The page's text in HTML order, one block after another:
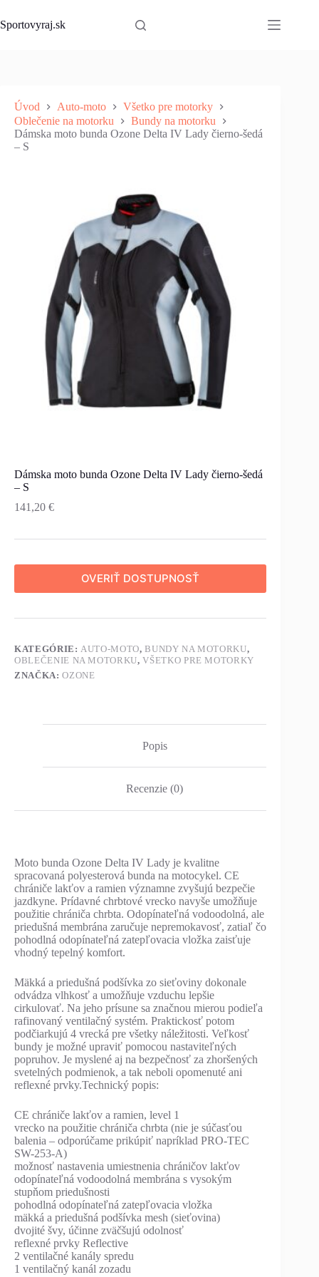
to
content
Sportovyraj.sk
Úvod Auto-moto
Všetko pre motorky
Oblečenie na motorku
Bundy na motorku
Dámska moto bunda Ozone Delta IV Lady čierno-šedá
– S
Dámska moto bunda Ozone Delta IV Lady čierno-šedá
– S
141,20 €
OVERIŤ DOSTUPNOSŤ
KATEGÓRIE: AUTO-MOTO,BUNDY NA MOTORKU,
OBLEČENIE NA MOTORKU,VŠETKO PRE MOTORKY
ZNAČKA:OZONE
Popis
Recenzie (0)
Moto bunda Ozone Delta IV Lady je kvalitne
spracovaná polyesterová bunda na motocykel. CE
chrániče lakťov a ramien významne zvyšujú bezpečie
jazdkyne. Prídavné chrbtové vrecko navyše umožňuje
použitie chrániča chrbta. Odopínateľná vodoodolná, ale
priedušná membrána zaručuje nepremokavosť, zatiaľ čo
pohodlná odopínateľná zatepľovacia vložka zaisťuje
vhodný tepelný komfort.
Mäkká a priedušná podšívka zo sieťoviny dokonale
odvádza vlhkosť a umožňuje vzduchu lepšie
cirkulovať. Na jeho prísune sa značnou mierou podieľa
rafinovaný ventilačný systém. Praktickosť potom
podčiarkujú 4 vrecká pre všetky náležitosti. Veľkosť
bundy je možné upraviť pomocou nastaviteľných
popruhov. Je myslené aj na bezpečnosť za zhoršených
svetelných podmienok, a tak neboli opomenuté ani
reflexné prvky.Technický popis:
CE chrániče lakťov a ramien, level 1
vrecko na použitie chrániča chrbta (nie je súčasťou
balenia – odporúčame prikúpiť napríklad PRO-TEC
SW-253-A)
možnosť nastavenia umiestnenia chráničov lakťov
odopínateľná vodoodolná membrána s vysokým
stupňom priedušnosti
pohodlná odopínateľná zatepľovacia vložka
mäkká a priedušná podšívka mesh (sieťovina)
dvojité švy, účinne zväčšujú odolnosť
reflexné prvky Reflective
2 ventilačné kanály spredu
1 ventilačný kanál zozadu